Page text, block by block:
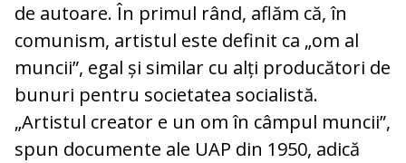
de autoare. În primul rând, aflăm că, în
comunism, artistul este definit ca „om al
muncii”, egal și similar cu alți producători de
bunuri pentru societatea socialistă.
„Artistul creator e un om în câmpul muncii”,
spun documente ale UAP din 1950, adică